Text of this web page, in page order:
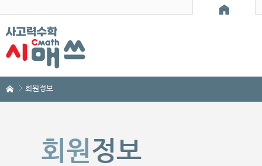
회원정보
회원정보